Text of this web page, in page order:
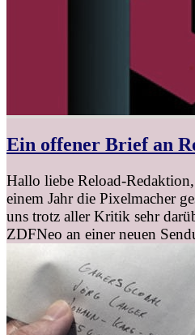
Ein offener Brief an
Hallo liebe Reload-
einem Jahr die Pixelmacher
uns trotz aller Kritik sehr
ZDFNeo an einer neuen